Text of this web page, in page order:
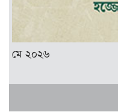
মে ২০২৬